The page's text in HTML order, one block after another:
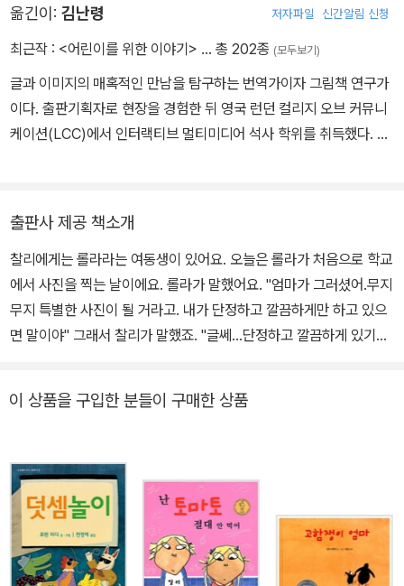
《꼬마 천재 허버트》, 《내가 꿈꾸는 침대》, 《쉿! 책 속 늑대를 조심
해!》, 《넌 어느 별에 살고 있니?》, 《사자가 좋아!》가 있고, 《오늘은 회
그렸습니다.
옮긴이: 김난령 저자파일 신간알림 신청
최근작 : <어린이를 위한 이야기> … 총 202종 (모두보기)
글과 이미지의 매혹적인 만남을 탐구하는 번역가이자 그림책 연구가
이다. 출판기획자로 현장을 경험한 뒤 영국 런던 컬리지 오브 커뮤니
케이션(LCC)에서 인터랙티브 멀티미디어 석사 학위를 취득했다. 고
닌 예술적 가치를 전하는 일에도 힘쓰고 있다.
출판사 제공 책소개
찰리에게는 롤라라는 여동생이 있어요. 오늘은 롤라가 처음으로 학교
에서 사진을 찍는 날이에요. 롤라가 말했어요. "엄마가 그러셨어.무지
무지 특별한 사진이 될 거라고. 내가 단정하고 깔끔하게만 하고 있으
면 말이야" 그래서 찰리가 말했죠. "글쎄...단정하고 깔끔하게 있기가
《진짜야, 내가 안 그랬어》,《나도 강아지 돌볼 수 있어》,《나 정말 아프
린어웨이 상 수상,스마티즈 상 3회 수상에 빛나는 작가,로렌 차일드
의 '찰리와 롤라'이야기는 계속 나옵니다!
이 상품을 구입한 분들이 구매한 상품